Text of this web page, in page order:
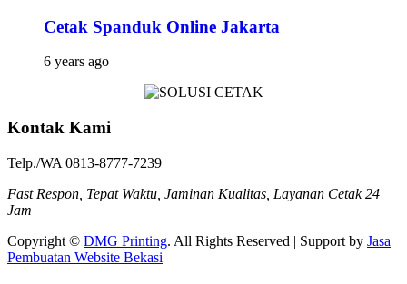
Cetak Spanduk Online Jakarta
6 years ago
Kontak Kami
Telp./WA 0813-8777-7239
Fast Respon, Tepat Waktu, Jaminan Kualitas, Layanan Cetak 24
Jam
Copyright © DMG Printing. All Rights Reserved | Support by Jasa
Pembuatan Website Bekasi